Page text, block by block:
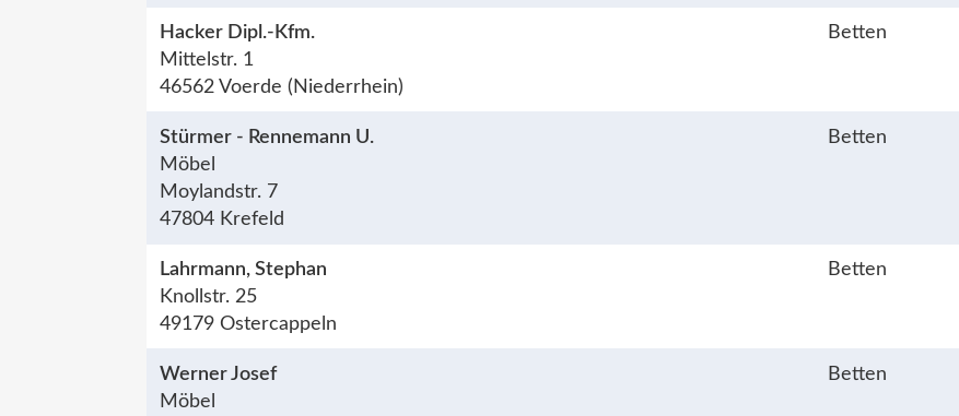
Hacker Dipl.-Kfm.
Mittelstr. 1
46562 Voerde (Niederrhein)
Betten
Stürmer - Rennemann U.
Möbel
Moylandstr. 7
47804 Krefeld
Betten
Lahrmann, Stephan
Knollstr. 25
49179 Ostercappeln
Betten
Werner Josef
Möbel
Betten